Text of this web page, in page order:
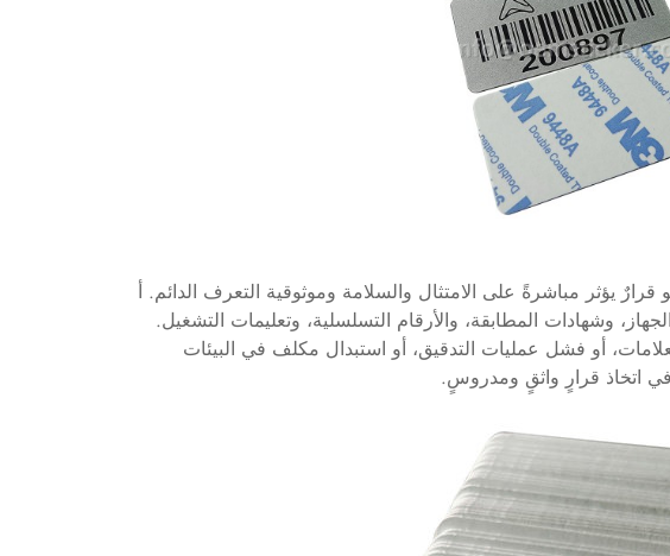
قرارٌ يؤثر مباشرةً على الامتثال والسلامة وموثوقية التعرف الدائم. أ
وشهادات المطابقة، والأرقام التسلسلية، وتعليمات التشغيل.
أو فشل عمليات التدقيق، أو استبدال مكلف في البيئات
اتخاذ قرارٍ واثقٍ ومدروسٍ.